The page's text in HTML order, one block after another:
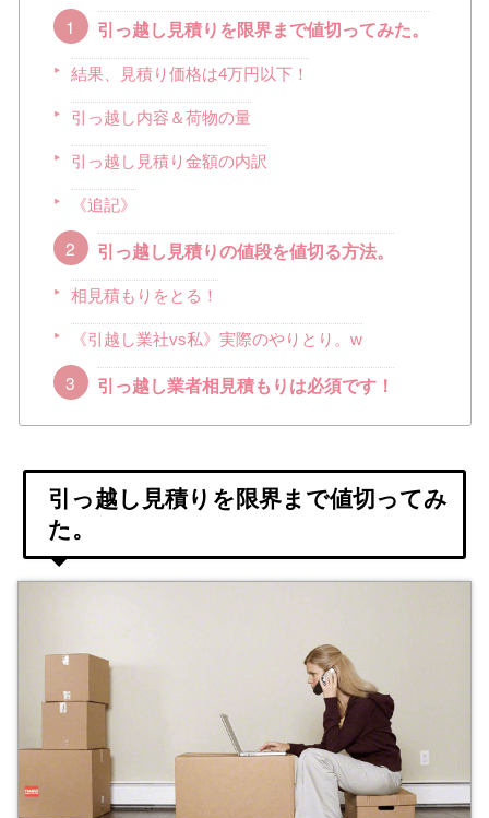
引っ越し見積りを限界まで値切ってみた。
結果、見積り価格は4万円以下！
引っ越し内容＆荷物の量
引っ越し見積り金額の内訳
《追記》
引っ越し見積りの値段を値切る方法。
相見積もりをとる！
《引越し業社vs私》実際のやりとり。w
引っ越し業者相見積もりは必須です！
引っ越し見積りを限界まで値切ってみ
た。